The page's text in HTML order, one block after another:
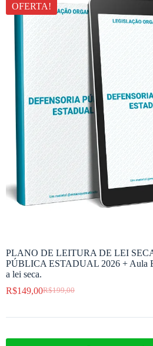
OFERTA!
PLANO DE LEITURA DE LEI
PÚBLICA ESTADUAL 2026 + Aula
a lei seca.
R$199,00
R$149,00